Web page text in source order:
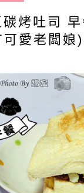
烤吐司
愛老闆娘)